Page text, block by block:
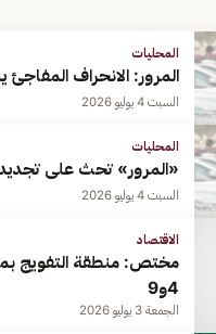
المحليات
المرور: الانحراف
السبت 4 يوليو 2026
المحليات
«المرور» تحث على تجديد
السبت 4 يوليو 2026
الاقتصاد
مختص: منطقة التفويج
4و9
الجمعة 3 يوليو 2026